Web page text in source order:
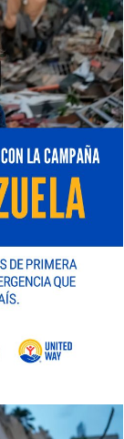
y la
proteger y
sino
conjunto para
primeros
publicada.
con